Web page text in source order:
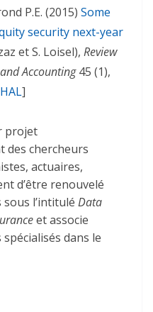
P.E. (2015) Some
security next-year
et S. Loisel), Review
Accounting45 (1),
]
projet
des chercheurs
actuaires,
d’être renouvelé
l’intitulé Data
et associe
dans le